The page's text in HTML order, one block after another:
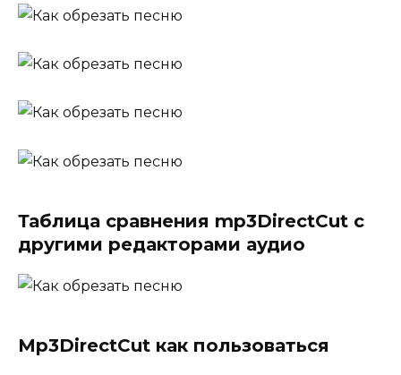
Таблица сравнения mp3DirectCut с
другими редакторами аудио
Mp3DirectCut как пользоваться